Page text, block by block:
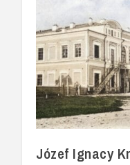
Józef Ignacy